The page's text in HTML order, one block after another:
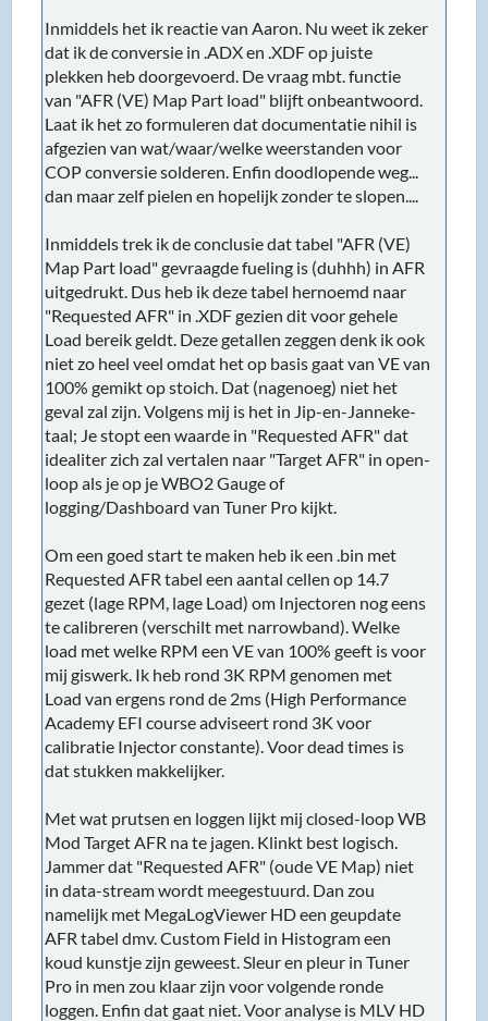
Inmiddels het ik reactie van Aaron. Nu weet ik zeker
dat ik de conversie in .ADX en .XDF op juiste
plekken heb doorgevoerd. De vraag mbt. functie
van "AFR (VE) Map Part load" blijft onbeantwoord.
Laat ik het zo formuleren dat documentatie nihil is
afgezien van wat/waar/welke weerstanden voor
COP conversie solderen. Enfin doodlopende weg...
dan maar zelf pielen en hopelijk zonder te slopen....
Inmiddels trek ik de conclusie dat tabel "AFR (VE)
Map Part load" gevraagde fueling is (duhhh) in AFR
uitgedrukt. Dus heb ik deze tabel hernoemd naar
"Requested AFR" in .XDF gezien dit voor gehele
Load bereik geldt. Deze getallen zeggen denk ik ook
niet zo heel veel omdat het op basis gaat van VE van
100% gemikt op stoich. Dat (nagenoeg) niet het
geval zal zijn. Volgens mij is het in Jip-en-Janneke-
taal; Je stopt een waarde in "Requested AFR" dat
idealiter zich zal vertalen naar "Target AFR" in open-
loop als je op je WBO2 Gauge of
logging/Dashboard van Tuner Pro kijkt.
Om een goed start te maken heb ik een .bin met
Requested AFR tabel een aantal cellen op 14.7
gezet (lage RPM, lage Load) om Injectoren nog eens
te calibreren (verschilt met narrowband). Welke
load met welke RPM een VE van 100% geeft is voor
mij giswerk. Ik heb rond 3K RPM genomen met
Load van ergens rond de 2ms (High Performance
Academy EFI course adviseert rond 3K voor
calibratie Injector constante). Voor dead times is
dat stukken makkelijker.
Met wat prutsen en loggen lijkt mij closed-loop WB
Mod Target AFR na te jagen. Klinkt best logisch.
Jammer dat "Requested AFR" (oude VE Map) niet
in data-stream wordt meegestuurd. Dan zou
namelijk met MegaLogViewer HD een geupdate
AFR tabel dmv. Custom Field in Histogram een
koud kunstje zijn geweest. Sleur en pleur in Tuner
Pro in men zou klaar zijn voor volgende ronde
loggen. Enfin dat gaat niet. Voor analyse is MLV HD